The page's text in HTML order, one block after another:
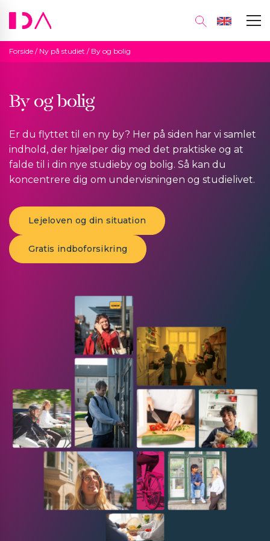
Forside / Ny på studiet / By og bolig
By og bolig
Er du flyttet til en ny by? Her på siden har vi samlet
indhold, der hjælper dig med det praktiske og at
falde til i din nye studieby og bolig. Så kan du
koncentrere dig om undervisningen og studielivet.
Lejeloven og din situation
Gratis indboforsikring